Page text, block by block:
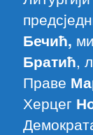
Бечић,
Братић,
Праве
Херцег